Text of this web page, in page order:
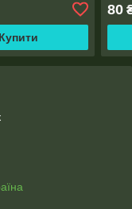
Купити
80